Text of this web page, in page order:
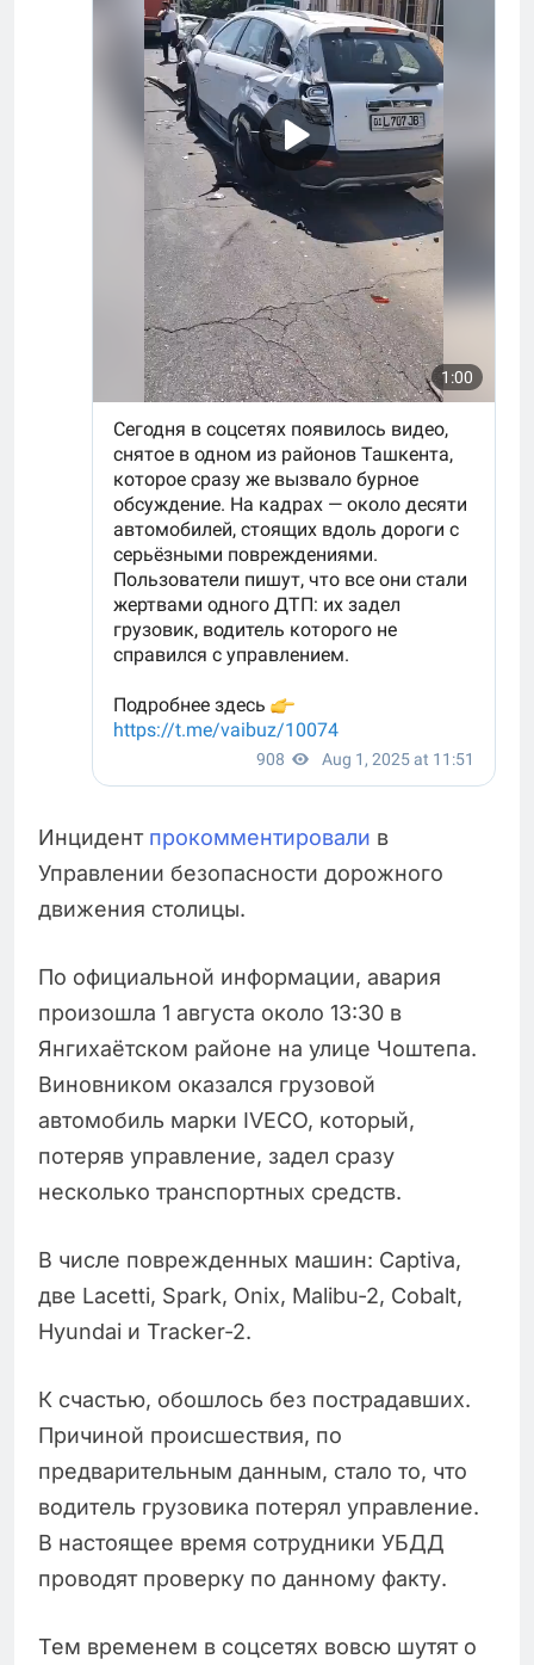
Инцидент прокомментировали в
Управлении безопасности дорожного
движения столицы.
По официальной информации, авария
произошла 1 августа около 13:30 в
Янгихаётском районе на улице Чоштепа.
Виновником оказался грузовой
автомобиль марки IVECO, который,
потеряв управление, задел сразу
несколько транспортных средств.
В числе поврежденных машин: Captiva,
две Lacetti, Spark, Onix, Malibu-2, Cobalt,
Hyundai и Tracker-2.
К счастью, обошлось без пострадавших.
Причиной происшествия, по
предварительным данным, стало то, что
водитель грузовика потерял управление.
В настоящее время сотрудники УБДД
проводят проверку по данному факту.
Тем временем в соцсетях вовсю шутят о